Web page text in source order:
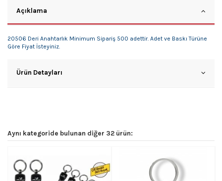
Açıklama
20506 Deri Anahtarlık Minimum Sipariş 500 adettir. Adet ve Baskı Türüne
Göre Fiyat İsteyiniz.
Ürün Detayları
Aynı kategoride bulunan diğer 32 ürün: